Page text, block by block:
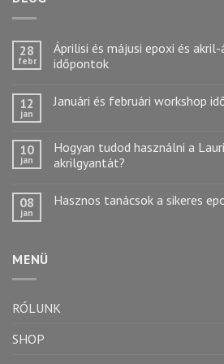
28
febr
Áprilisi és májusi epoxi és
időpontok
12
jan
Januári és februári workshop
10
jan
Hogyan tudod használni a
akrilgyantát?
08
jan
Hasznos tanácsok a sikeres
MENÜ
RÓLUNK
SHOP